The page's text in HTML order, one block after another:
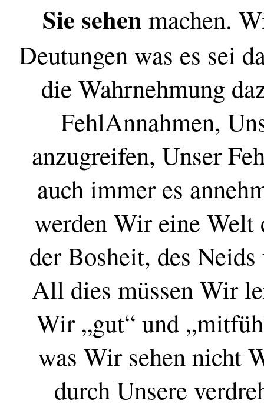
Sie sehen machen.
Deutungen was es sei
die Wahrnehmung
FehlAnnahmen,
anzugreifen, Unser
auch immer es
werden Wir eine Welt
der Bosheit, des
All dies müssen Wir
Wir „gut“ und
was Wir sehen nicht
durch Unsere